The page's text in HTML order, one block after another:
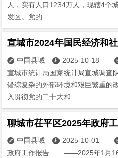
人，实有人口1234万人，现辖4个
发区。党的...
宣城市2024年国民经济和
 中国县域  2025-10-18
宣城市统计局国家统计局宣城调查
错综复杂的外部环境和艰巨繁重的
入贯彻党的二十大和...
聊城市茌平区2025年政府
 中国县域  2025-10-01
政府工作报告 ——2025年1月